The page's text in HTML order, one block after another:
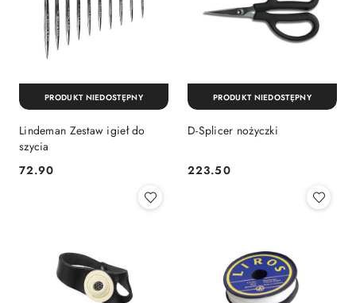
Lindeman Zestaw igieł do
szycia
Cena:
72.90
PRODUKT NIEDOSTĘPNY
D-Splicer nożyczki
Cena:
223.50
PRODUKT NIEDOSTĘPNY